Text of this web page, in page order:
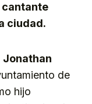
cantante
ciudad.
Jonathan
de
hijo